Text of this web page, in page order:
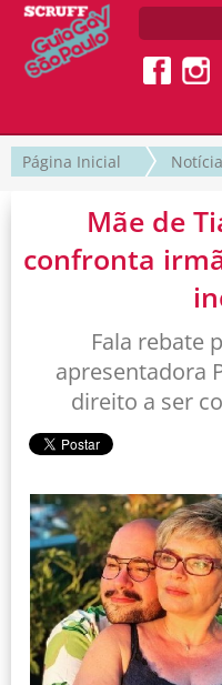
Página Inicial
Mãe de
confronta
Fala rebate
apresentadora
direito a ser